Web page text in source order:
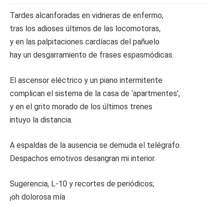
Tardes alcanforadas en vidrieras de enfermo,
tras los adioses últimos de las locomotoras,
y en las palpitaciones cardíacas del pañuelo
hay un desgarramiento de frases espasmódicas.
El ascensor eléctrico y un piano intermitente
complican el sistema de la casa de ‘apartmentes’,
y en el grito morado de los últimos trenes
intuyo la distancia.
A espaldas de la ausencia se demuda el telégrafo.
Despachos emotivos desangran mi interior.
Sugerencia, L-10 y recortes de periódicos;
¡oh dolorosa mía